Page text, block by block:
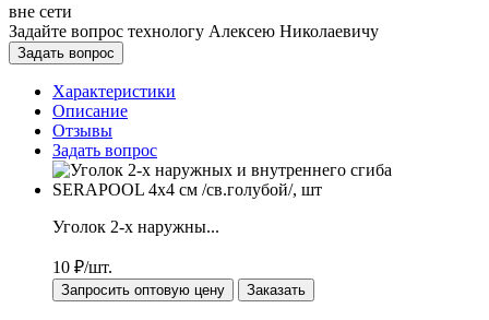
вне сети
Задайте вопрос технологу Алексею Николаевичу
Задать вопрос
Характеристики
Описание
Отзывы
Задать вопрос
Уголок 2-х наружны...
10 ₽/шт.
Запросить оптовую цену Заказать